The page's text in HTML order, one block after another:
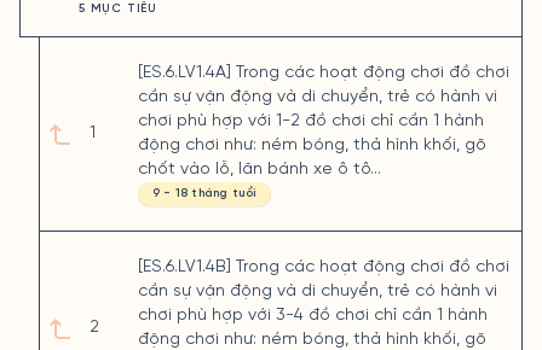
5 MỤC TIÊU
1
2
[ES.6.LV1.4A] Trong các hoạt động chơi đồ chơi
cần sự vận động và di chuyển, trẻ có hành vi
chơi phù hợp với 1-2 đồ chơi chỉ cần 1 hành
động chơi như: ném bóng, thả hình khối, gõ
chốt vào lỗ, lăn bánh xe ô tô…
9 - 18 tháng tuổi
[ES.6.LV1.4B] Trong các hoạt động chơi đồ chơi
cần sự vận động và di chuyển, trẻ có hành vi
chơi phù hợp với 3-4 đồ chơi chỉ cần 1 hành
động chơi như: ném bóng, thả hình khối, gõ